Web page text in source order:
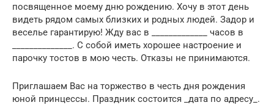
посвященное моему дню рождению. Хочу в этот день
видеть рядом самых близких и родных людей. Задор и
веселье гарантирую! Жду вас в _____________ часов в
______________. С собой иметь хорошее настроение и
парочку тостов в мою честь. Отказы не принимаются.
Приглашаем Вас на торжество в честь дня рождения
юной принцессы. Праздник состоится _дата по адресу_.